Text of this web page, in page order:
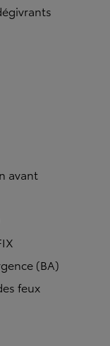
avant
(BA)
feux